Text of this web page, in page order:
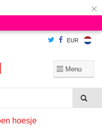
×
EUR
hoesje
Is dat akkoord?
Ja